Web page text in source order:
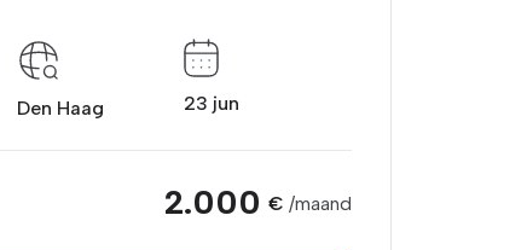
Den Haag 23 jun
2.000 € /maand